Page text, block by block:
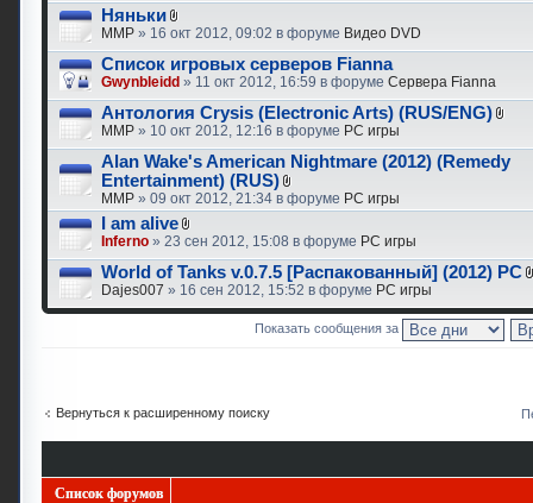
Няньки
MMP » 16 окт 2012, 09:02 в форуме Видео DVD
Список игровых серверов Fianna
Gwynbleidd » 11 окт 2012, 16:59 в форуме Сервера Fianna
Антология Crysis (Electronic Arts) (RUS/ENG)
MMP » 10 окт 2012, 12:16 в форуме PC игры
Alan Wake's American Nightmare (2012) (Remedy
Entertainment) (RUS)
MMP » 09 окт 2012, 21:34 в форуме PC игры
I am alive
Inferno » 23 сен 2012, 15:08 в форуме PC игры
World of Tanks v.0.7.5 [Распакованный] (2012) PC
Dajes007 » 16 сен 2012, 15:52 в форуме PC игры
Показать сообщения за
Вернуться к расширенному поиску
Список форумов